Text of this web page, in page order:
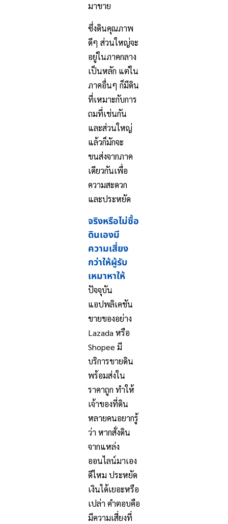
มาขาย
ซึ่งดินคุณภาพ
ดีๆ ส่วนใหญ่จะ
อยู่ในภาคกลาง
เป็นหลัก แต่ใน
ภาคอื่นๆ ก็มีดิน
ที่เหมาะกับการ
ถมที่เช่นกัน
และส่วนใหญ่
แล้วก็มักจะ
ขนส่งจากภาค
เดียวกันเพื่อ
ความสะดวก
และประหยัด
จริงหรือไม่ซื้อ
ดินเองมี
ความเสี่ยง
กว่าให้ผู้รับ
เหมาหาให้
ปัจจุบัน
แอปพลิเคชัน
ขายของอย่าง
Lazada หรือ
Shopee มี
บริการขายดิน
พร้อมส่งใน
ราคาถูก ทำให้
เจ้าของที่ดิน
หลายคนอยากรู้
ว่า หากสั่งดิน
จากแหล่ง
ออนไลน์มาเอง
ดีไหม ประหยัด
เงินได้เยอะหรือ
เปล่า คำตอบคือ
มีความเสี่ยงที่